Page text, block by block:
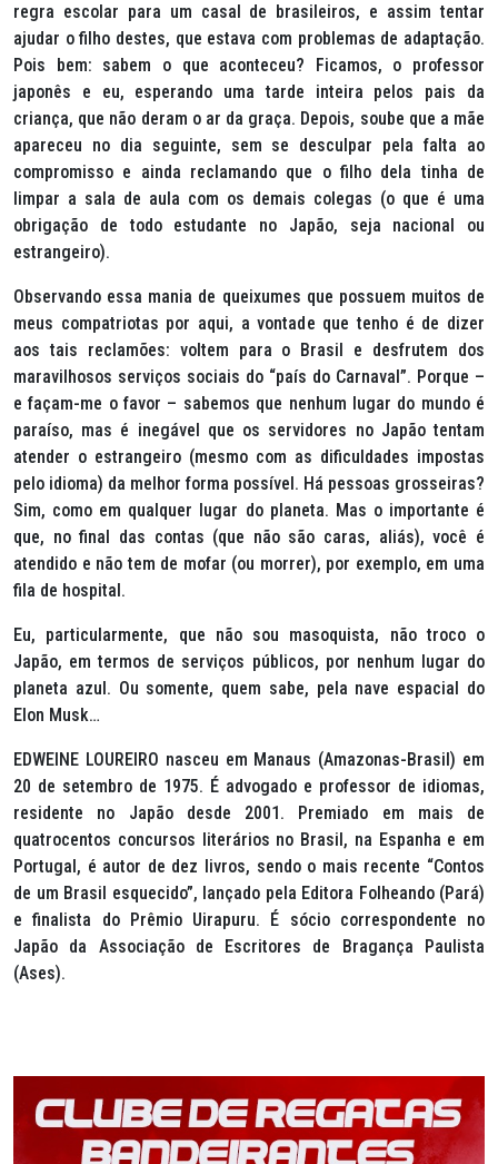
regra escolar para um casal de brasileiros, e assim tentar
ajudar o filho destes, que estava com problemas de adaptação.
Pois bem: sabem o que aconteceu? Ficamos, o professor
japonês e eu, esperando uma tarde inteira pelos pais da
criança, que não deram o ar da graça. Depois, soube que a mãe
apareceu no dia seguinte, sem se desculpar pela falta ao
compromisso e ainda reclamando que o filho dela tinha de
limpar a sala de aula com os demais colegas (o que é uma
obrigação de todo estudante no Japão, seja nacional ou
estrangeiro).
Observando essa mania de queixumes que possuem muitos de
meus compatriotas por aqui, a vontade que tenho é de dizer
aos tais reclamões: voltem para o Brasil e desfrutem dos
maravilhosos serviços sociais do “país do Carnaval”. Porque –
e façam-me o favor – sabemos que nenhum lugar do mundo é
paraíso, mas é inegável que os servidores no Japão tentam
atender o estrangeiro (mesmo com as dificuldades impostas
pelo idioma) da melhor forma possível. Há pessoas grosseiras?
Sim, como em qualquer lugar do planeta. Mas o importante é
que, no final das contas (que não são caras, aliás), você é
atendido e não tem de mofar (ou morrer), por exemplo, em uma
fila de hospital.
Eu, particularmente, que não sou masoquista, não troco o
Japão, em termos de serviços públicos, por nenhum lugar do
planeta azul. Ou somente, quem sabe, pela nave espacial do
Elon Musk…
EDWEINE LOUREIRO nasceu em Manaus (Amazonas-Brasil) em
20 de setembro de 1975. É advogado e professor de idiomas,
residente no Japão desde 2001. Premiado em mais de
quatrocentos concursos literários no Brasil, na Espanha e em
Portugal, é autor de dez livros, sendo o mais recente “Contos
de um Brasil esquecido”, lançado pela Editora Folheando (Pará)
e finalista do Prêmio Uirapuru. É sócio correspondente no
Japão da Associação de Escritores de Bragança Paulista
(Ases).